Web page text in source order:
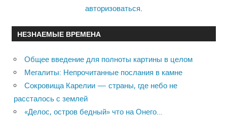
авторизоваться
НЕЗНАЕМЫЕ ВРЕМЕНА
Общее введение для полноты картины в целом
Мегалиты: Непрочитанные послания в камне
Сокровища Карелии — страны, где небо не
рассталось с землей
«Делос, остров бедный» что на Онего…